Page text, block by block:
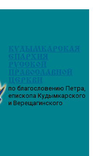
КУДЫМКАРСКАЯ
ЕПАРХИЯ
РУССКОЙ
ПРАВОСЛАВНОЙ
ЦЕРКВИ
по благословению Петра,
епископа Кудымкарского
и Верещагинского